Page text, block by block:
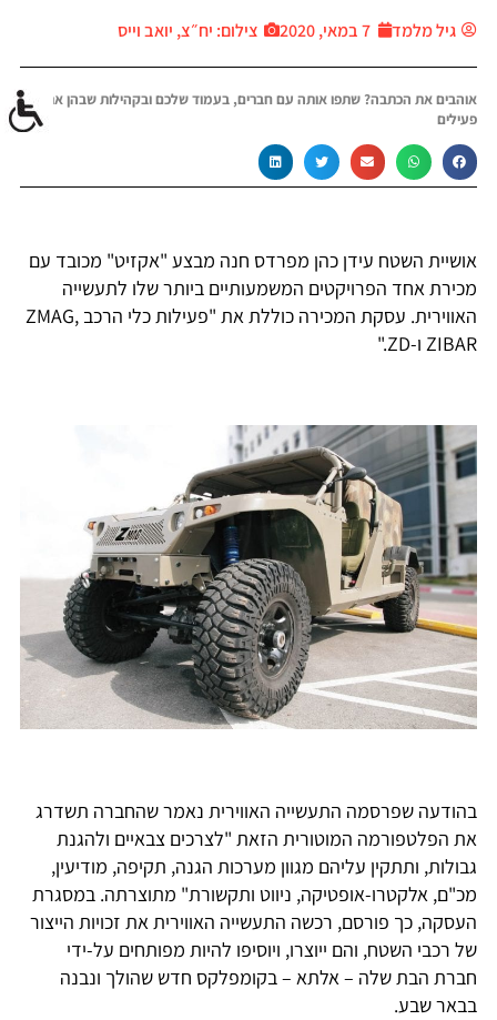
גיל מלמד 7 במאי, 2020 צילום: יח״צ, יואב וייס
אוהבים את הכתבה? שתפו אותה עם חברים, בעמוד שלכם ובקהילות שבהן אתם
פעילים
אושיית השטח עידן כהן מפרדס חנה מבצע "אקזיט" מכובד עם
מכירת אחד הפרויקטים המשמעותיים ביותר שלו לתעשייה
האווירית. עסקת המכירה כוללת את "פעילות כלי הרכב ZMAG,
ZIBAR ו-ZD."
בהודעה שפרסמה התעשייה האווירית נאמר שהחברה תשדרג
את הפלטפורמה המוטורית הזאת "לצרכים צבאיים ולהגנת
גבולות, ותתקין עליהם מגוון מערכות הגנה, תקיפה, מודיעין,
מכ"ם, אלקטרו-אופטיקה, ניווט ותקשורת" מתוצרתה. במסגרת
העסקה, כך פורסם, רכשה התעשייה האווירית את זכויות הייצור
של רכבי השטח, והם ייוצרו, ויוסיפו להיות מפותחים על-ידי
חברת הבת שלה – אלתא – בקומפלקס חדש שהולך ונבנה
בבאר שבע.